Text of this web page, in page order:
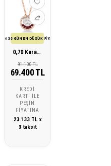
SON 30 GÜN EN DÜŞÜK FİYATI
0,70 Karat Pırlanta Tasarım Kolye
91.100 TL
69.400 TL
KREDI
KARTI ILE
PEŞIN
FIYATINA
23.133 TL x
3 taksit